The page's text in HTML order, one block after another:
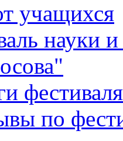
учащихся
науки
фестиваля
по